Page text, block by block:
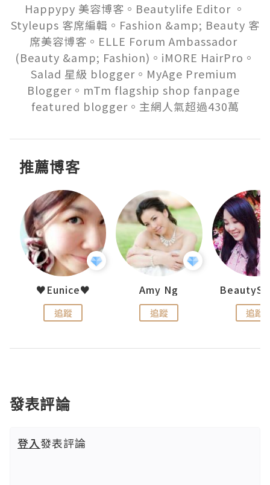
Happypy 美容博客。Beautylife Editor 。
Styleups 客席編輯。Fashion &amp; Beauty 客
席美容博客。ELLE Forum Ambassador
(Beauty &amp; Fashion)。iMORE HairPro。
Salad 星級 blogger。MyAge Premium
Blogger。mTm flagship shop fanpage
featured blogger。主網人氣超過430萬
推薦博客
♥Eunice♥
追蹤
Amy Ng
追蹤 追蹤
發表評論
登入發表評論